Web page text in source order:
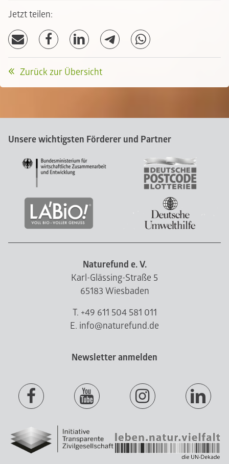
Jetzt teilen:
Zurück zur Übersicht
Unsere wichtigsten Förderer und Partner
Naturefund e. V.
Karl-Glässing-Straße 5
65183 Wiesbaden
T. +49 611 504 581 011
E. info@naturefund.de
Newsletter anmelden